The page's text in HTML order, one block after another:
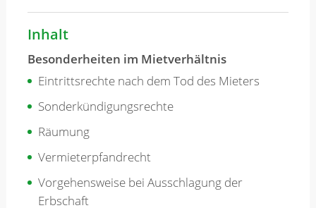
Inhalt
Besonderheiten im Mietverhältnis
Eintrittsrechte nach dem Tod des Mieters
Sonderkündigungsrechte
Räumung
Vermieterpfandrecht
Vorgehensweise bei Ausschlagung der
Erbschaft